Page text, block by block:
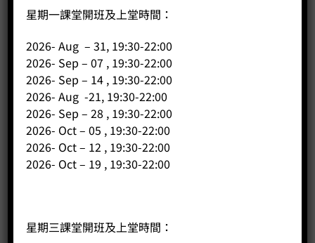
星期一課堂開班及上堂時間：
2026- Aug – 31, 19:30-22:00
2026- Sep – 07 , 19:30-22:00
2026- Sep – 14 , 19:30-22:00
2026- Aug -21, 19:30-22:00
2026- Sep – 28 , 19:30-22:00
2026- Oct – 05 , 19:30-22:00
2026- Oct – 12 , 19:30-22:00
2026- Oct – 19 , 19:30-22:00
星期三課堂開班及上堂時間：